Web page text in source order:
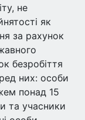
не
як
за рахунок
безробіття
них: особи
понад 15
та учасники